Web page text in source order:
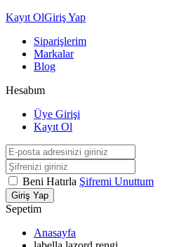
Kayıt OlGiriş Yap
Siparişlerim
Markalar
Blog
Hesabım
Üye Girişi
Kayıt Ol
Beni Hatırla Şifremi Unuttum
Giriş Yap
Sepetim
Anasayfa